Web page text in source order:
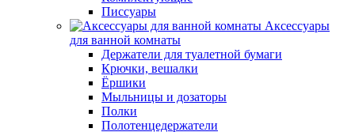
Писсуары
Аксессуары
для ванной комнаты
Держатели для туалетной бумаги
Крючки, вешалки
Ёршики
Мыльницы и дозаторы
Полки
Полотенцедержатели